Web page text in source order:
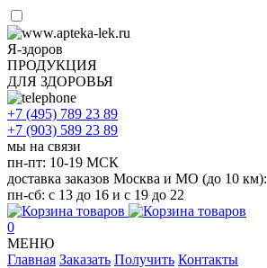
Я-здоров
ПРОДУКЦИЯ
ДЛЯ ЗДОРОВЬЯ
+7 (495) 789 23 89
+7 (903) 589 23 89
мы на связи
пн-пт: 10-19 МСК
доставка заказов Москва и МО (до 10 км):
пн-сб: с 13 до 16 и с 19 до 22
0
МЕНЮ
Главная Заказать Получить Контакты